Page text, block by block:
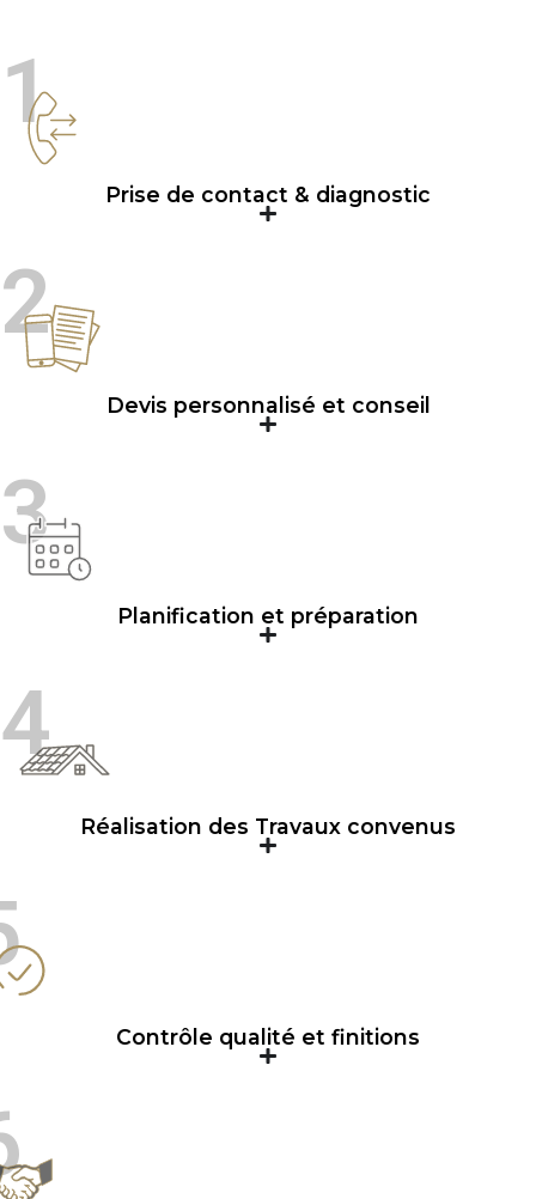
1
Prise de contact & diagnostic
2
Devis personnalisé et conseil
3
Planification et préparation
4
Réalisation des Travaux convenus
Contrôle qualité et finitions